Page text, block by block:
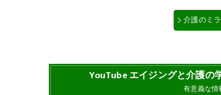
介護のミ
YouTube エイジングと介護の
有意義な